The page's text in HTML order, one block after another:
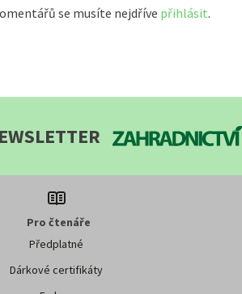
se musíte nejdříve přihlásit.
Pro čtenáře
Předplatné
Dárkové certifikáty